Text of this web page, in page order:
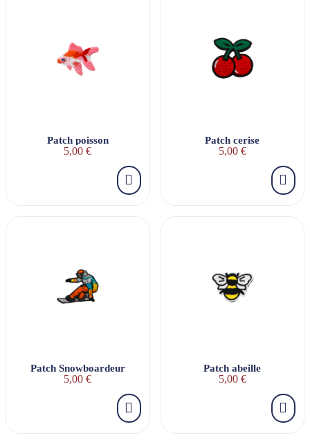
Patch poisson
5,00 €
Patch cerise
5,00 €
Patch Snowboardeur
5,00 €
Patch abeille
5,00 €